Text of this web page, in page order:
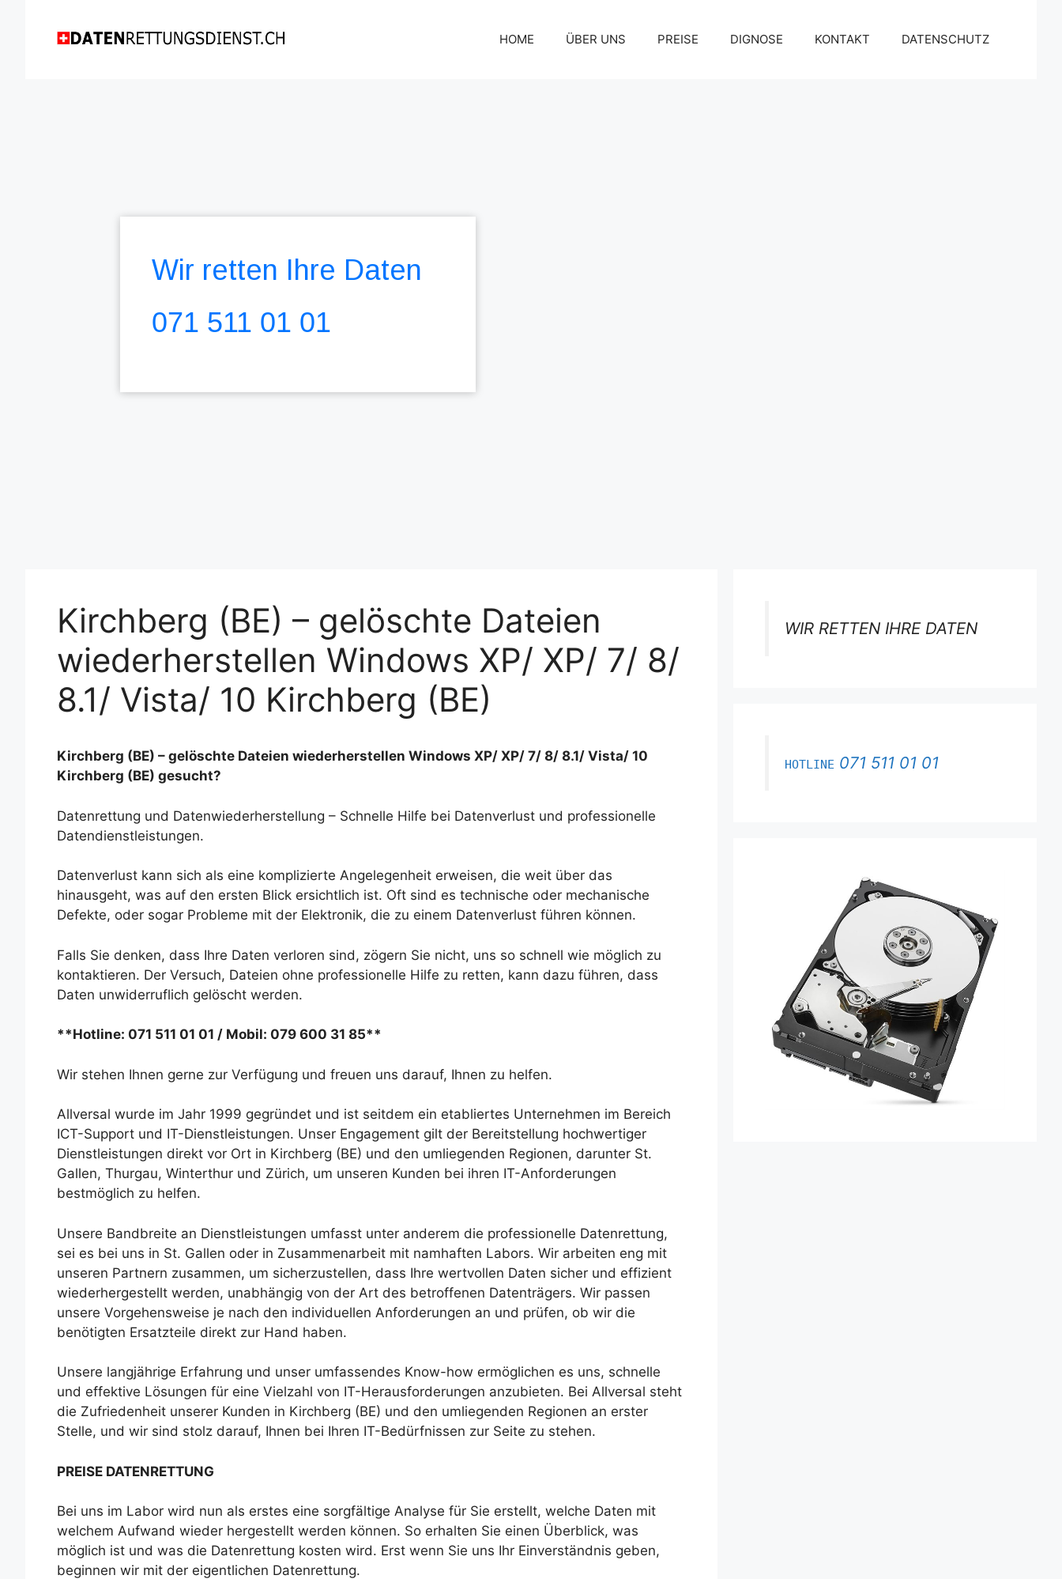
HOME ÜBER UNS PREISE DIGNOSE KONTAKT DATENSCHUTZ
Wir retten Ihre Daten
071 511 01 01
Kirchberg (BE) – gelöschte Dateien
wiederherstellen Windows XP/ XP/ 7/ 8/
8.1/ Vista/ 10 Kirchberg (BE)
Kirchberg (BE) – gelöschte Dateien wiederherstellen Windows XP/ XP/ 7/ 8/ 8.1/ Vista/ 10
Kirchberg (BE) gesucht?
Datenrettung und Datenwiederherstellung – Schnelle Hilfe bei Datenverlust und professionelle
Datendienstleistungen.
Datenverlust kann sich als eine komplizierte Angelegenheit erweisen, die weit über das
hinausgeht, was auf den ersten Blick ersichtlich ist. Oft sind es technische oder mechanische
Defekte, oder sogar Probleme mit der Elektronik, die zu einem Datenverlust führen können.
Falls Sie denken, dass Ihre Daten verloren sind, zögern Sie nicht, uns so schnell wie möglich zu
kontaktieren. Der Versuch, Dateien ohne professionelle Hilfe zu retten, kann dazu führen, dass
Daten unwiderruflich gelöscht werden.
**Hotline: 071 511 01 01 / Mobil: 079 600 31 85**
Wir stehen Ihnen gerne zur Verfügung und freuen uns darauf, Ihnen zu helfen.
Allversal wurde im Jahr 1999 gegründet und ist seitdem ein etabliertes Unternehmen im Bereich
ICT-Support und IT-Dienstleistungen. Unser Engagement gilt der Bereitstellung hochwertiger
Dienstleistungen direkt vor Ort in Kirchberg (BE) und den umliegenden Regionen, darunter St.
Gallen, Thurgau, Winterthur und Zürich, um unseren Kunden bei ihren IT-Anforderungen
bestmöglich zu helfen.
Unsere Bandbreite an Dienstleistungen umfasst unter anderem die professionelle Datenrettung,
sei es bei uns in St. Gallen oder in Zusammenarbeit mit namhaften Labors. Wir arbeiten eng mit
unseren Partnern zusammen, um sicherzustellen, dass Ihre wertvollen Daten sicher und effizient
wiederhergestellt werden, unabhängig von der Art des betroffenen Datenträgers. Wir passen
unsere Vorgehensweise je nach den individuellen Anforderungen an und prüfen, ob wir die
benötigten Ersatzteile direkt zur Hand haben.
Unsere langjährige Erfahrung und unser umfassendes Know-how ermöglichen es uns, schnelle
und effektive Lösungen für eine Vielzahl von IT-Herausforderungen anzubieten. Bei Allversal steht
die Zufriedenheit unserer Kunden in Kirchberg (BE) und den umliegenden Regionen an erster
Stelle, und wir sind stolz darauf, Ihnen bei Ihren IT-Bedürfnissen zur Seite zu stehen.
PREISE DATENRETTUNG
Bei uns im Labor wird nun als erstes eine sorgfältige Analyse für Sie erstellt, welche Daten mit
welchem Aufwand wieder hergestellt werden können. So erhalten Sie einen Überblick, was
möglich ist und was die Datenrettung kosten wird. Erst wenn Sie uns Ihr Einverständnis geben,
beginnen wir mit der eigentlichen Datenrettung.
WIR RETTEN IHRE DATEN
HOTLINE 071 511 01 01